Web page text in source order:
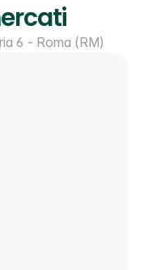
6 - Roma (RM)